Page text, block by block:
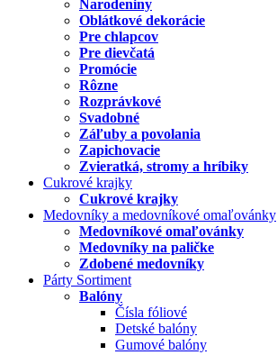
Narodeniny
Oblátkové dekorácie
Pre chlapcov
Pre dievčatá
Promócie
Rôzne
Rozprávkové
Svadobné
Záľuby a povolania
Zapichovacie
Zvieratká, stromy a hríbiky
Cukrové krajky
Cukrové krajky
Medovníky a medovníkové omaľovánky
Medovníkové omaľovánky
Medovníky na paličke
Zdobené medovníky
Párty Sortiment
Balóny
Čísla fóliové
Detské balóny
Gumové balóny